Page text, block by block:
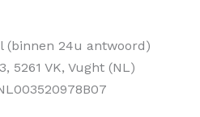
(binnen 24u antwoord)
5261 VK, Vught (NL)